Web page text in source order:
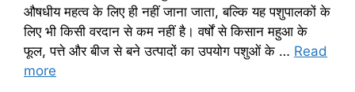
औषधीय महत्व के लिए ही नहीं जाना जाता, बल्कि यह पशुपालकों के
लिए भी किसी वरदान से कम नहीं है। वर्षों से किसान महुआ के
फूल, पत्ते और बीज से बने उत्पादों का उपयोग पशुओं के … Read
more